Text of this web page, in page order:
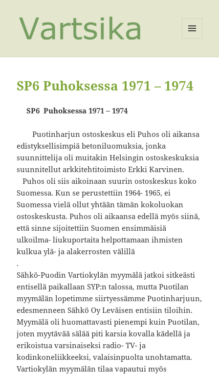
VIMPAIMET
SP6 Puhoksessa 1971 – 1974
SP6 Puhoksessa 1971 – 1974
Puotinharjun ostoskeskus eli Puhos oli aikansa
edistyksellisimpiä betoniluomuksia, jonka
suunnittelija oli muitakin Helsingin ostoskeskuksia
suunnitellut arkkitehtitoimisto Erkki Karvinen.
Puhos oli siis aikoinaan suurin ostoskeskus koko
Suomessa. Kun se perustettiin 1964- 1965, ei
Suomessa vielä ollut yhtään tämän kokoluokan
ostoskeskusta. Puhos oli aikaansa edellä myös siinä,
että sinne sijoitettiin Suomen ensimmäisiä
ulkoilma- liukuportaita helpottamaan ihmisten
kulkua ylä- ja alakerrosten välillä
.
Sähkö-Puodin Vartiokylän myymälä jatkoi sitkeästi
entisellä paikallaan SYP:n talossa, mutta Puotilan
myymälän lopetimme siirtyessämme Puotinharjuun,
edesmenneen Sähkö Oy Leväisen entisiin tiloihin.
Myymälä oli huomattavasti pienempi kuin Puotilan,
joten myytävää sälää piti karsia kovalla kädellä ja
erikoistua varsinaiseksi radio- TV- ja
kodinkoneliikkeeksi, valaisinpuolta unohtamatta.
Vartiokylän myymälän tilaa vapautui myös